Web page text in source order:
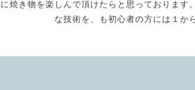
焼き物を楽しんで頂けたらと思っておりま
な技術を、も初心者の方には１